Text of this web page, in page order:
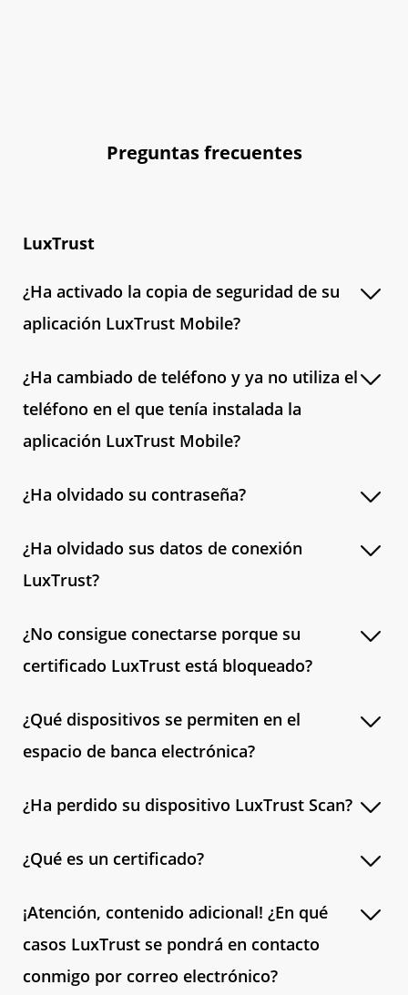
Preguntas frecuentes
LuxTrust
¿Ha activado la copia de seguridad de su
aplicación LuxTrust Mobile?
¿Ha cambiado de teléfono y ya no utiliza el
teléfono en el que tenía instalada la
aplicación LuxTrust Mobile?
¿Ha olvidado su contraseña?
¿Ha olvidado sus datos de conexión
LuxTrust?
¿No consigue conectarse porque su
certificado LuxTrust está bloqueado?
¿Qué dispositivos se permiten en el
espacio de banca electrónica?
¿Ha perdido su dispositivo LuxTrust Scan?
¿Qué es un certificado?
¡Atención, contenido adicional! ¿En qué
casos LuxTrust se pondrá en contacto
conmigo por correo electrónico?